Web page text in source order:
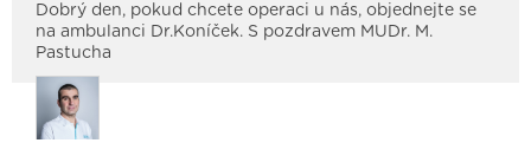
Dobrý den, pokud chcete operaci u nás, objednejte se
na ambulanci Dr.Koníček. S pozdravem MUDr. M.
Pastucha